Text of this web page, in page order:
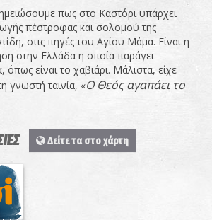
πως στο Καστόρι υπάρχει
πέστροφας και σολομού της
στις πηγές του Αγίου Μάμα. Είναι η
στην Ελλάδα η οποία παράγει
είναι το χαβιάρι. Μάλιστα, είχε
γνωστή ταινία, «Ο Θεός αγαπάει το
Δείτε τα στο χάρτη